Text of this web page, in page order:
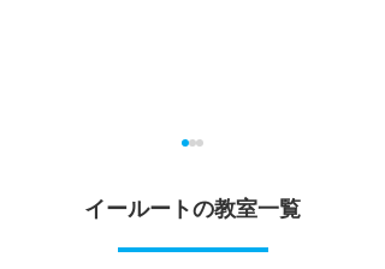
イールートの教室一覧